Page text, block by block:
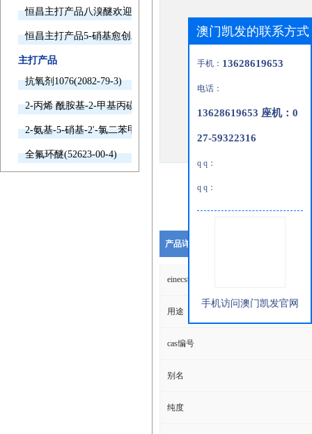
恒昌主打产品八溴醚欢迎询价
恒昌主打产品5-硝基愈创木酚钠欢迎询价
主打产品
抗氧剂1076(2082-79-3)
2-丙烯 酰胺基-2-甲基丙磺酸(15214-89-8)
2-氨基-5-硝基-2'-氯二苯甲酮(2011-66-7)
全氟环醚(52623-00-4)
产品详细说明
einecs编号
用途
cas编号
别名
纯度
澳门凯发的联系方式
手机： 13628619653
电话：
13628619653 座机：0
27-59322316
q q：
q q：
手机访问澳门凯发官网